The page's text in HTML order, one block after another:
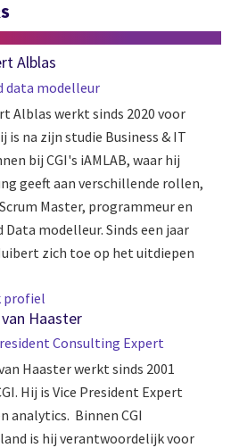
Alblas
data modelleur
Alblas werkt sinds 2020 voor
is na zijn studie Business & IT
bij CGI's iAMLAB, waar hij
geeft aan verschillende rollen,
Master, programmeur en
Data modelleur. Sinds een jaar
zich toe op het uitdiepen
profiel
Haaster
Consulting Expert
Haaster werkt sinds 2001
Hij is Vice President Expert
analytics. Binnen CGI
is hij verantwoordelijk voor